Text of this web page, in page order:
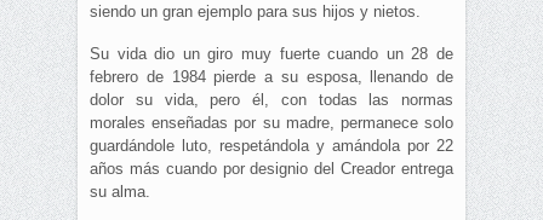
siendo un gran ejemplo para sus hijos y nietos.
Su vida dio un giro muy fuerte cuando un 28 de
febrero de 1984 pierde a su esposa, llenando de
dolor su vida, pero él, con todas las normas
morales enseñadas por su madre, permanece solo
guardándole luto, respetándola y amándola por 22
años más cuando por designio del Creador entrega
su alma.